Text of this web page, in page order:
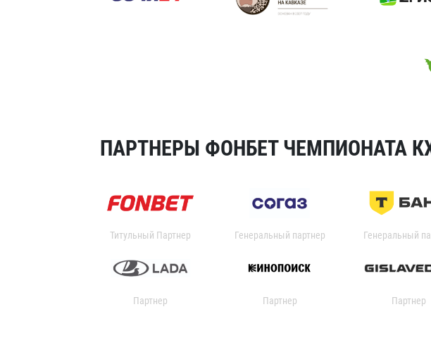
ПАРТНЕРЫ ФОНБЕТ ЧЕМПИОНАТА
Титульный Партнер Генеральный партнер Генеральный
Партнер Партнер Партнер